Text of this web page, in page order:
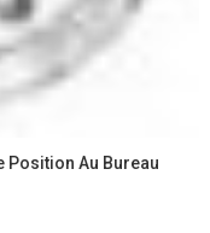
Position Au Bureau